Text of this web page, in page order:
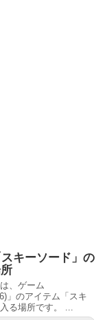
キーソード」の
、ゲーム
」のアイテム「スキ
る場所です。 ...